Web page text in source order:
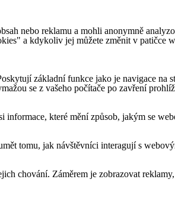
nebo reklamu a mohli anonymně
a kdykoliv jej můžete změnit v patičce
základní funkce jako je navigace na
se z vašeho počítače po zavření
které mění způsob, jakým se
tomu, jak návštěvníci interagují s
chování. Záměrem je zobrazovat